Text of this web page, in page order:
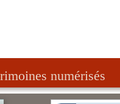
numérisés